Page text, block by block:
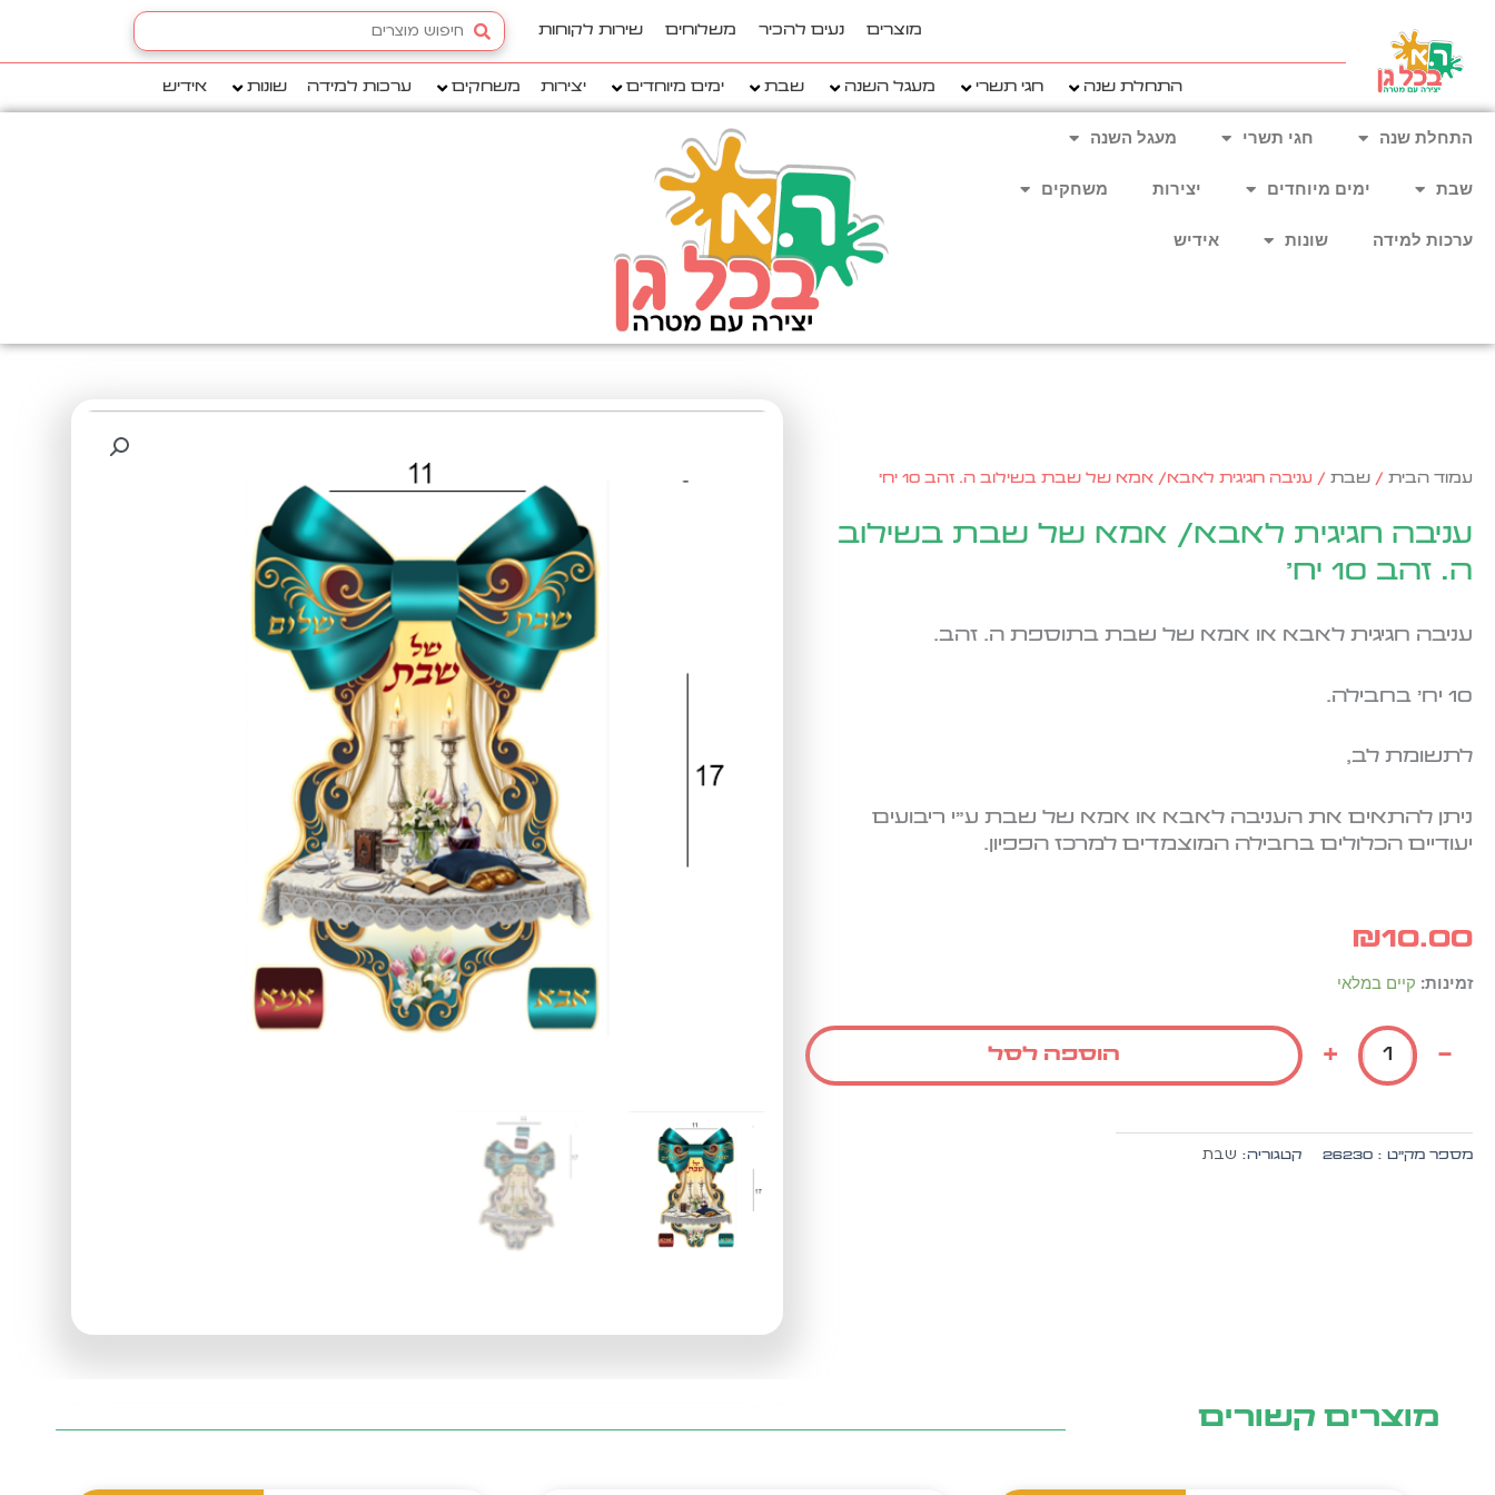
מוצרים נעים להכיר משלוחים שירות לקוחות
Search
...
התחלת שנה חגי תשרי מעגל השנה שבת ימים מיוחדים יצירות משחקים ערכות למידה שונות אידיש
התחלת שנה חגי תשרי מעגל השנה
שבת ימים מיוחדים יצירות משחקים
ערכות למידה שונות אידיש
עמוד הבית / שבת / עניבה חגיגית לאבא/ אמא של שבת בשילוב ה. זהב 10 יח'
עניבה חגיגית לאבא/ אמא של שבת בשילוב
ה. זהב 10 יח'
עניבה חגיגית לאבא או אמא של שבת בתוספת ה. זהב.
10 יח' בחבילה.
לתשומת לב,
ניתן להתאים את העניבה לאבא או אמא של שבת ע"י ריבועים
יעודיים הכלולים בחבילה המוצמדים למרכז הפפיון.
₪10.00
זמינות: קיים במלאי
-
כמות
עניבה
חגיגית
לאבא/
שבת
+ הוספה לסל
מספר מק״ט : 26230 קטגוריה: שבת
מוצרים קשורים